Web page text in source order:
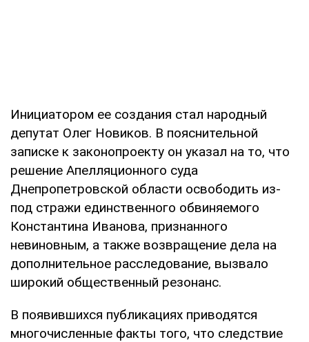
Инициатором ее создания стал народный
депутат Олег Новиков. В пояснительной
записке к законопроекту он указал на то, что
решение Апелляционного суда
Днепропетровской области освободить из-
под стражи единственного обвиняемого
Константина Иванова, признанного
невиновным, а также возвращение дела на
дополнительное расследование, вызвало
широкий общественный резонанс.
В появившихся публикациях приводятся
многочисленные факты того, что следствие